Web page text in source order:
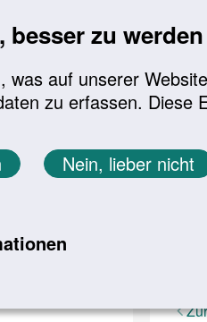
besser zu werden
was auf unserer
zu erfassen. Diese
Nein, lieber nicht
Aktuelle Meldungen